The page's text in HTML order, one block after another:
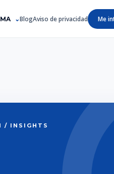
BlogAviso de privacidad Me
/ INSIGHTS